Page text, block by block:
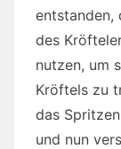
entstanden,
des
nutzen, um
Kröftels zu
das
und nun